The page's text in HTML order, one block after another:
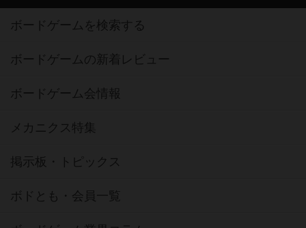
ボードゲームを検索する
ボードゲームの新着レビュー
ボードゲーム会情報
メカニクス特集
掲示板・トピックス
ボドとも・会員一覧